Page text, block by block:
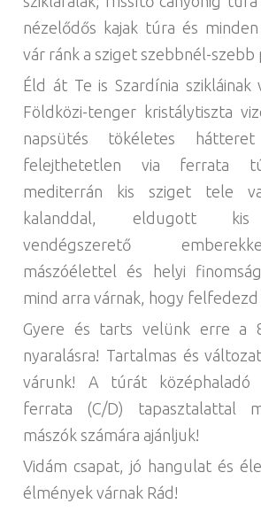
nézelődős kajak túra és
vár ránk a sziget szebbnél-szebb
Éld át Te is Szardínia szikláinak
Földközi-tenger kristálytiszta
napsütés tökéletes
felejthetetlen via ferrata
mediterrán kis sziget tele
kalanddal, eldugott kis
vendégszerető
mászóélettel és helyi
mind arra várnak, hogy felfedezd
Gyere és tarts velünk erre a
nyaralásra! Tartalmas és
várunk! A túrát középhaladó
ferrata (C/D) tapasztalattal
mászók számára ajánljuk!
Vidám csapat, jó hangulat és
élmények várnak Rád!